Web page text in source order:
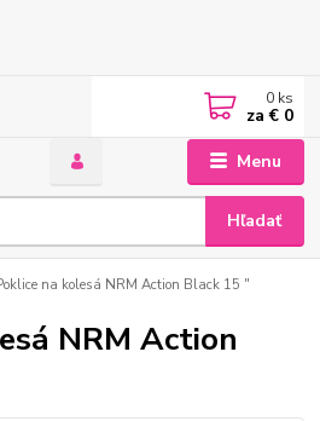
Menu
Hľadať
0 ks
za € 0
na kolesá NRM Action Black 15 "
NRM Action